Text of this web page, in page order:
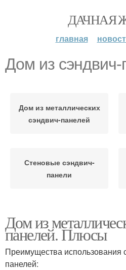
ДАЧНАЯ
главная
Дом из сэндвич-
Дом из металлических
сэндвич-панелей
Стеновые сэндвич-
панели
Дом из металлокаркаса
Дом из
панелей. Плюсы
Преимущества использования
панелей: